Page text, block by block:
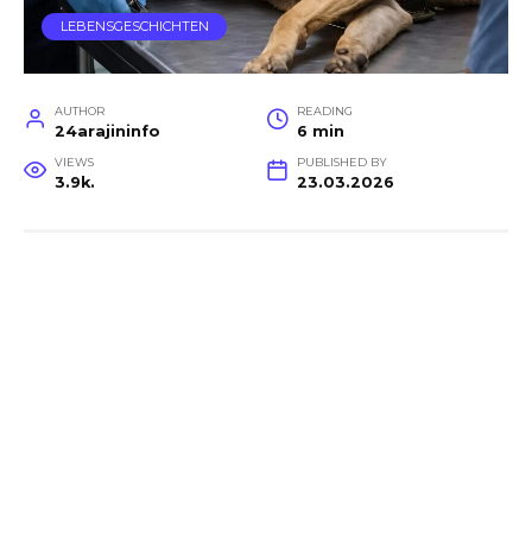
LEBENSGESCHICHTEN
AUTHOR
24arajininfo
READING
6 min
VIEWS
3.9k.
PUBLISHED BY
23.03.2026